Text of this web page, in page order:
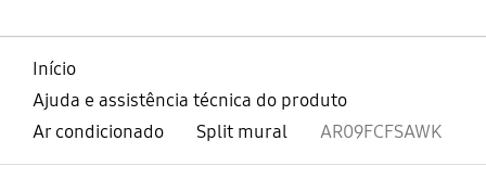
Início
Ajuda e assistência técnica do produto
Ar condicionado
Split mural AR09FCFSAWK